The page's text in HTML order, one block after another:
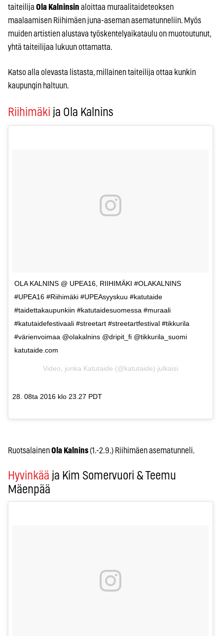
taiteilija Ola Kalninsin aloittaa muraalitaideteoksen
maalaamisen Riihimäen juna-aseman asematunneliin. Myös
muiden artistien alustava työskentelyaikataulu on muotoutunut,
yhtä taiteilijaa lukuun ottamatta.
Katso alla olevasta listasta, millainen taiteilija ottaa kunkin
kaupungin haltuun.
Riihimäki ja Ola Kalnins
OLA KALNINS @ UPEA16, RIIHIMÄKI #OLAKALNINS
#UPEA16 #Riihimäki #UPEAsyyskuu #katutaide
#taidettakaupunkiin #katutaidesuomessa #muraali
#katutaidefestivaali #streetart #streetartfestival #tikkurila
#värienvoimaa @olakalnins @dripit_fi @tikkurila_suomi
katutaide.com
Video, jonka Katutaide (@katutaide) julkaisi
28. 08ta 2016 klo 23.27 PDT
RuotsalainenOla Kalnins(1.-2.9.) Riihimäen asematunneli.
Hyvinkää ja Kim Somervuori & Teemu
Mäenpää